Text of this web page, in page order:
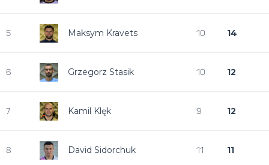
5 Maksym Kravets 10 14
6 Grzegorz Stasik 10 12
7 Kamil Klęk 9 12
8 David Sidorchuk 11 11